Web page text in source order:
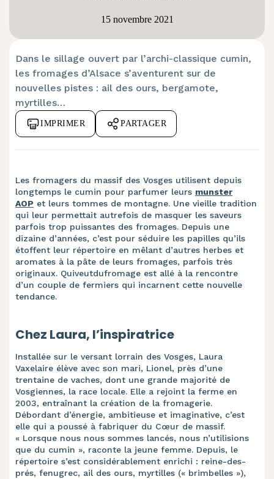
15 novembre 2021
Dans le sillage ouvert par l’archi-classique cumin,
les fromages d’Alsace s’aventurent sur de
nouvelles pistes : ail des ours, bergamote,
myrtilles…
IMPRIMER PARTAGER
Les fromagers du massif des Vosges utilisent depuis
longtemps le cumin pour parfumer leurs munster
AOP et leurs tommes de montagne. Une vieille tradition
qui leur permettait autrefois de masquer les saveurs
parfois trop puissantes des fromages. Depuis une
dizaine d’années, c’est pour séduire les papilles qu’ils
étoffent leur répertoire en mêlant d’autres herbes et
aromates à la pâte de leurs fromages, parfois très
originaux. Quiveutdufromage est allé à la rencontre
d’un couple de fermiers qui incarnent cette nouvelle
tendance.
Chez Laura, l’inspiratrice
Installée sur le versant lorrain des Vosges, Laura
Vaxelaire élève avec son mari, Lionel, près d’une
trentaine de vaches, dont une grande majorité de
Vosgiennes, la race locale. Elle a rejoint la ferme en
2003, entraînant la création de la fromagerie.
Débordant d’énergie, ambitieuse et imaginative, c’est
elle qui a poussé à fabriquer du Cœur de massif.
« Lorsque nous nous sommes lancés, nous n’utilisions
que du cumin », raconte la jeune femme. Depuis, le
répertoire s’est considérablement enrichi : reine-des-
prés, fenugrec, ail des ours, myrtilles (« brimbelles »),